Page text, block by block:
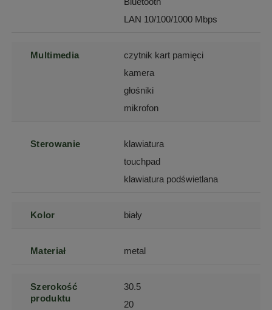
LAN 10/100/1000 Mbps
Multimedia
czytnik kart pamięci
kamera
głośniki
mikrofon
Sterowanie
klawiatura
touchpad
klawiatura podświetlana
Kolor biały
Materiał metal
Szerokość
produktu
30.5
20